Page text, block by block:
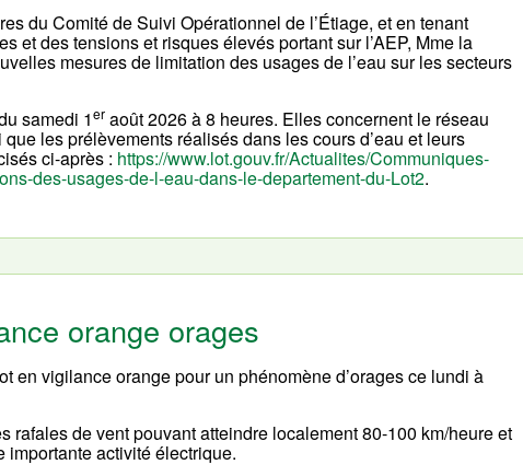
du Comité de Suivi Opérationnel de l’Étiage, et en tenant
et des tensions et risques élevés portant sur l’AEP, Mme la
mesures de limitation des usages de l’eau sur les secteurs
samedi 1er août 2026 à 8 heures. Elles concernent le réseau
les prélèvements réalisés dans les cours d’eau et leurs
ci-après : https://www.lot.gouv.fr/Actualites/Communiques-
des-usages-de-l-eau-dans-le-departement-du-Lot2.
orange orages
en vigilance orange pour un phénomène d’orages ce lundi à
rafales de vent pouvant atteindre localement 80-100 km/heure et
importante activité électrique.